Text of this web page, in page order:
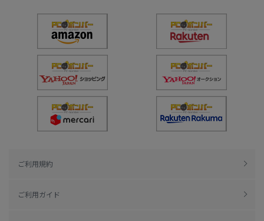
ご利用規約
ご利用ガイド